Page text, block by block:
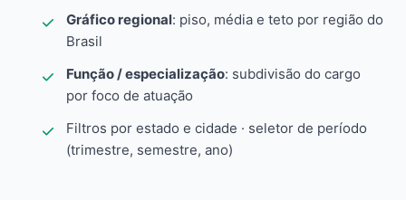
Gráfico regional: piso, média e teto por região do
Brasil
Função / especialização: subdivisão do cargo
por foco de atuação
Filtros por estado e cidade · seletor de período
(trimestre, semestre, ano)